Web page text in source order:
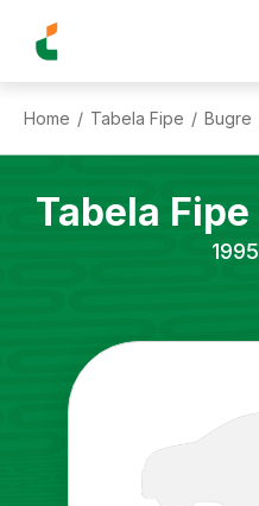
Home / Tabela Fipe / Bugre
Tabela Fipe
1995